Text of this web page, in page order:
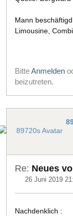
Mann
Limousine,
BitteAnmelden
beizutreten.
Re: Neues
26 Juni 2019
Nachdenklich :